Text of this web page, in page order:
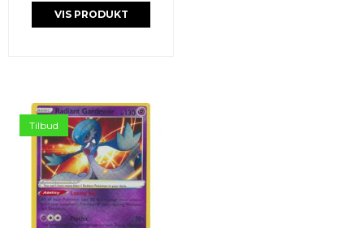
VIS PRODUKT
Tilbud